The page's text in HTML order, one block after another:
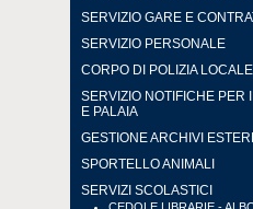
SERVIZIO GARE E
SERVIZIO PERSONALE
CORPO DI POLIZIA LOCALE
SERVIZIO NOTIFICHE PER
E PALAIA
GESTIONE ARCHIVI
SPORTELLO ANIMALI
SERVIZI SCOLASTICI